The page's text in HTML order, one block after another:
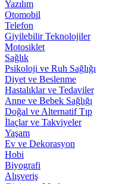
Yazılım
Otomobil
Telefon
Giyilebilir Teknolojiler
Motosiklet
Sağlık
Psikoloji ve Ruh Sağlığı
Diyet ve Beslenme
Hastalıklar ve Tedaviler
Anne ve Bebek Sağlığı
Doğal ve Alternatif Tıp
İlaçlar ve Takviyeler
Yaşam
Ev ve Dekorasyon
Hobi
Biyografi
Alışveriş